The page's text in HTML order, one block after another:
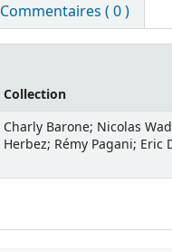
Commentaires ( 0 )
Collection
Charly Barone; Nicolas
Herbez; Rémy Pagani; Eric